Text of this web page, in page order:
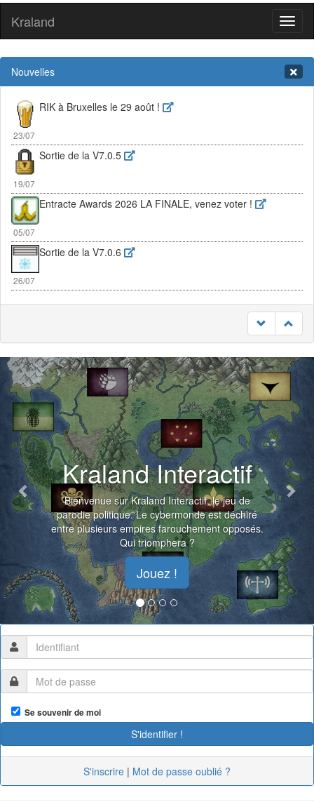
Kraland
Nouvelles
23/07
RIK à Bruxelles le 29 août !
19/07
Sortie de la V7.0.5
05/07
Entracte Awards 2026 LA FINALE, venez voter !
26/07
Sortie de la V7.0.6
Kraland Interactif
Bienvenue sur Kraland Interactif, le jeu de
parodie politique. Le cybermonde est déchiré
entre plusieurs empires farouchement opposés.
Qui triomphera ?
Jouez !
Previous
Se souvenir de moi
S'inscrire | Mot de passe oublié ?